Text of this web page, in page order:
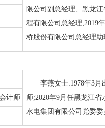
限公司副总经理、黑龙
程有限公司总经理;2019
桥股份有限公司总经理
李燕女士:1978年3
师;2020年9月任黑龙江
水电集团有限公司党委
计师